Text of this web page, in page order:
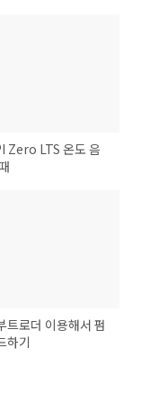
Zero LTS 온도 음
트로더 이용해서 펌
하기